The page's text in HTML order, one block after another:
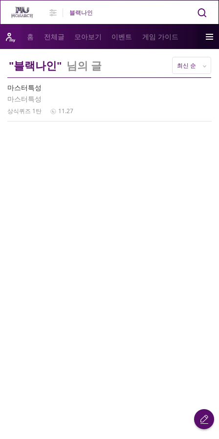
홈 전체글 모아보기 이벤트 게임 가이드
"블랙나인" 님의 글 최신 순
마스터특성
마스터특성
상식퀴즈 1탄 11.27